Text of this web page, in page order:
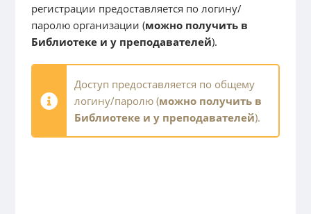
регистрации предоставляется по логину/
паролю организации (можно получить в
Библиотеке и у преподавателей).
Доступ предоставляется по общему
логину/паролю (можно получить в
Библиотеке и у преподавателей).